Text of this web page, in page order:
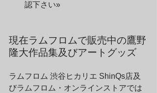
認下さい»
現在ラムフロムで販売中の鷹野
隆大作品集及びアートグッズ
ラムフロム 渋谷ヒカリエ ShinQs店及
びラムフロム・オンラインストアでは